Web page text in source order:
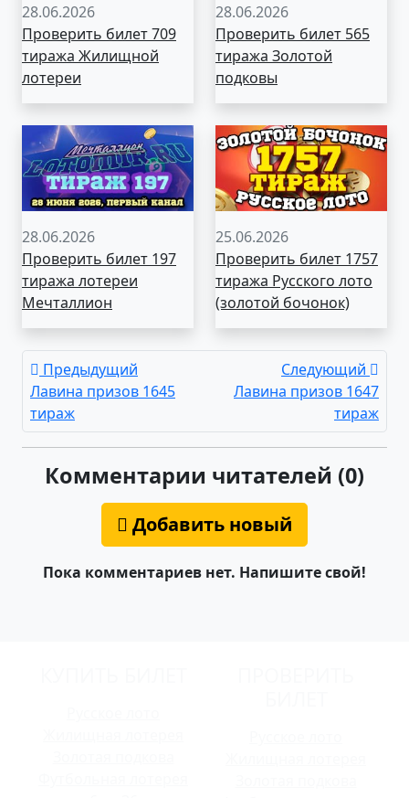
28.06.2026
Проверить билет 709
тиража Жилищной
лотереи
28.06.2026
Проверить билет 565
тиража Золотой
подковы
28.06.2026
Проверить билет 197
тиража лотереи
Мечталлион
25.06.2026
Проверить билет 1757
тиража Русского лото
(золотой бочонок)
Предыдущий
Лавина призов 1645
тираж
Следующий
Лавина призов 1647
тираж
Комментарии читателей (0)
Добавить новый
Пока комментариев нет. Напишите свой!